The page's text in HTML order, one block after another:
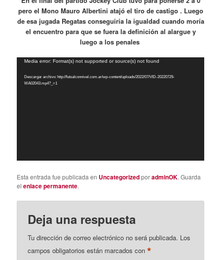
pero el Mono Mauro Albertini atajó el tiro de castigo . Luego
de esa jugada Regatas conseguiría la igualdad cuando moría
el encuentro para que se fuera la definición al alargue y
luego a los penales
Reproductor
vídeo
Media error: Format(s) not supported or source(s) not found
Descargar archivo: http://futsalconnivel.com.ar/wp-content/uploads/2022/07/VID-20220729-
WA02043.mp4?_=1
Esta entrada fue publicada en UncategorizedporadminOK. Guarda
elenlace permanente.
Deja una respuesta
Tu dirección de correo electrónico no será publicada. Los
campos obligatorios están marcados con*